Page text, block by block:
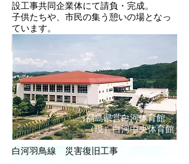
設工事共同企業体にて請負・完成。
​子供たちや、市民の集う憩いの場となっ
ています。
福島県営白河体育館
​（現）白河中央体育館
​白河羽鳥線 災害復旧工事